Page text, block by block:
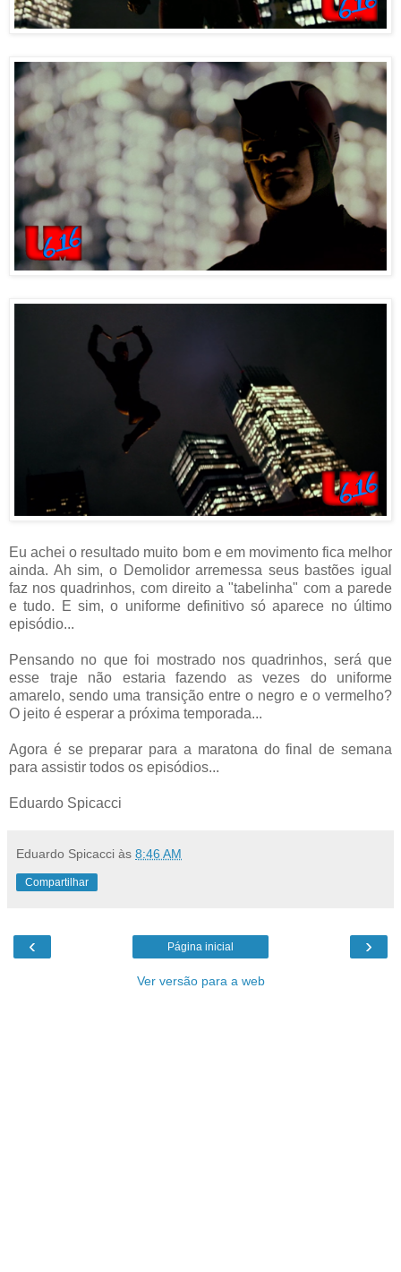
Eu achei o resultado muito bom e em movimento fica melhor
ainda. Ah sim, o Demolidor arremessa seus bastões igual
faz nos quadrinhos, com direito a "tabelinha" com a parede
e tudo. E sim, o uniforme definitivo só aparece no último
episódio...
Pensando no que foi mostrado nos quadrinhos, será que
esse traje não estaria fazendo as vezes do uniforme
amarelo, sendo uma transição entre o negro e o vermelho?
O jeito é esperar a próxima temporada...
Agora é se preparar para a maratona do final de semana
para assistir todos os episódios...
Eduardo Spicacci
Eduardo Spicacci às 8:46 AM
Compartilhar
‹ ›
Página inicial
Ver versão para a web